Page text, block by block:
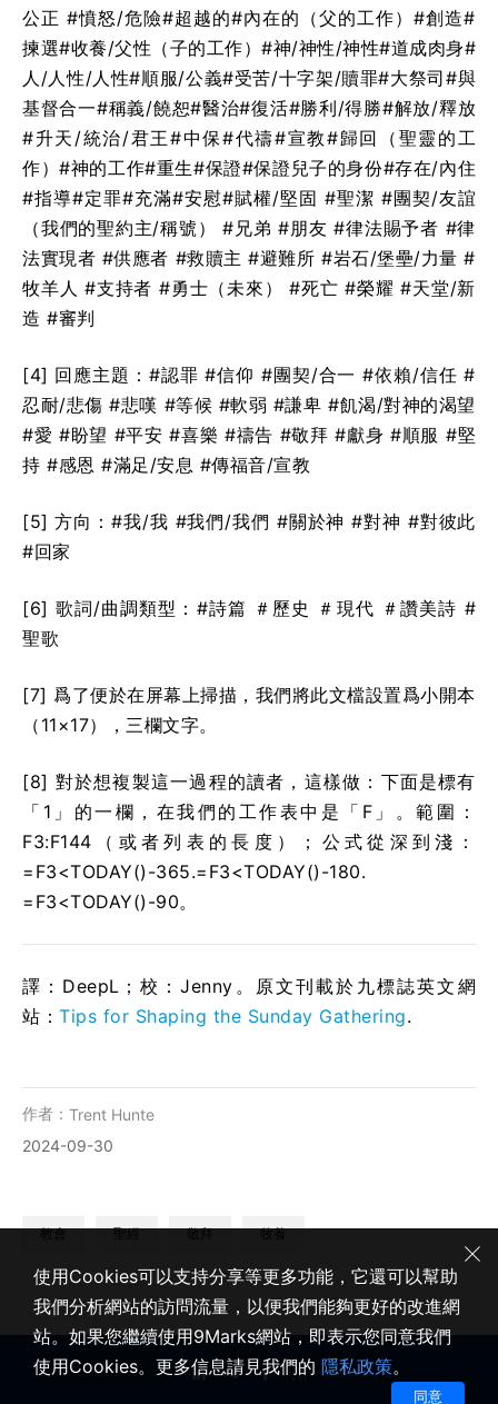
公正 #憤怒/危險#超越的#內在的（父的工作）#創造#
揀選#收養/父性（子的工作）#神/神性/神性#道成肉身#
人/人性/人性#順服/公義#受苦/十字架/贖罪#大祭司#與
基督合一#稱義/饒恕#醫治#復活#勝利/得勝#解放/釋放
#升天/統治/君王#中保#代禱#宣教#歸回（聖靈的工
作）#神的工作#重生#保證#保證兒子的身份#存在/內住
#指導#定罪#充滿#安慰#賦權/堅固 #聖潔 #團契/友誼
（我們的聖約主/稱號） #兄弟 #朋友 #律法賜予者 #律
法實現者 #供應者 #救贖主 #避難所 #岩石/堡壘/力量 #
牧羊人 #支持者 #勇士（未來） #死亡 #榮耀 #天堂/新
造 #審判
[4] 回應主題：#認罪 #信仰 #團契/合一 #依賴/信任 #
忍耐/悲傷 #悲嘆 #等候 #軟弱 #謙卑 #飢渴/對神的渴望
#愛 #盼望 #平安 #喜樂 #禱告 #敬拜 #獻身 #順服 #堅
持 #感恩 #滿足/安息 #傳福音/宣教
[5] 方向：#我/我 #我們/我們 #關於神 #對神 #對彼此
#回家
[6] 歌詞/曲調類型：#詩篇 ＃歷史 ＃現代 ＃讚美詩 #
聖歌
[7] 爲了便於在屏幕上掃描，我們將此文檔設置爲小開本
（11×17），三欄文字。
[8] 對於想複製這一過程的讀者，這樣做：下面是標有
「1」的一欄，在我們的工作表中是「F」。範圍：
F3:F144（或者列表的長度）；公式從深到淺：
=F3<TODAY()-365.=F3<TODAY()-180.
=F3<TODAY()-90。
譯：DeepL；校：Jenny。原文刊載於九標誌英文網
站： Tips for Shaping the Sunday Gathering.
作者： Trent Hunte
2024-09-30
教會 聖經 敬拜 牧養
使用Cookies可以支持分享等更多功能，它還可以幫助
我們分析網站的訪問流量，以便我們能夠更好的改進網
站。如果您繼續使用9Marks網站，即表示您同意我們
使用Cookies。更多信息請見我們的 隱私政策。
同意